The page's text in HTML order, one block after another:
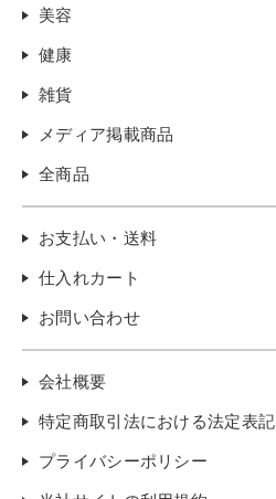
美容
健康
雑貨
メディア掲載商品
全商品
お支払い・送料
仕入れカート
お問い合わせ
会社概要
特定商取引法における法定表記
プライバシーポリシー